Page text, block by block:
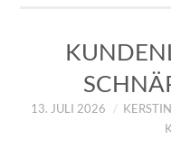
ÜBER UNS
ZUM SHOP
13. JULI 2026